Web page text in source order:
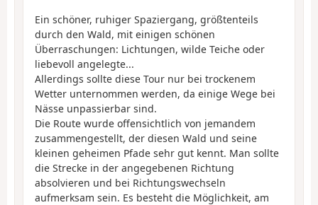
Ein schöner, ruhiger Spaziergang, größtenteils
durch den Wald, mit einigen schönen
Überraschungen: Lichtungen, wilde Teiche oder
liebevoll angelegte...
Allerdings sollte diese Tour nur bei trockenem
Wetter unternommen werden, da einige Wege bei
Nässe unpassierbar sind.
Die Route wurde offensichtlich von jemandem
zusammengestellt, der diesen Wald und seine
kleinen geheimen Pfade sehr gut kennt. Man sollte
die Strecke in der angegebenen Richtung
absolvieren und bei Richtungswechseln
aufmerksam sein. Es besteht die Möglichkeit, am